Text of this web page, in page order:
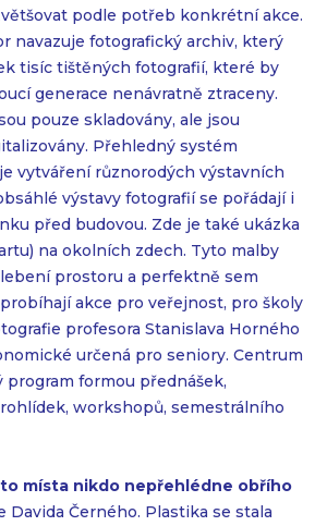
podle potřeb konkrétní akce.
navazuje fotografický archiv, který
tisíc tištěných fotografií, které by
generace nenávratně ztraceny.
pouze skladovány, ale jsou
Přehledný systém
vytváření různorodých výstavních
výstavy fotografií se pořádají i
před budovou. Zde je také ukázka
na okolních zdech. Tyto malby
prostoru a perfektně sem
akce pro veřejnost, pro školy
profesora Stanislava Horného
určená pro seniory. Centrum
formou přednášek,
workshopů, semestrálního
místa nikdo nepřehlédne obřího
Davida Černého. Plastika se stala